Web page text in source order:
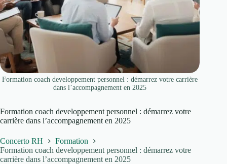
Formation coach developpement personnel : démarrez votre carrière
dans l’accompagnement en 2025
Formation coach developpement personnel : démarrez votre
carrière dans l’accompagnement en 2025
Concerto RH
Formation
Formation coach developpement personnel : démarrez votre
carrière dans l’accompagnement en 2025